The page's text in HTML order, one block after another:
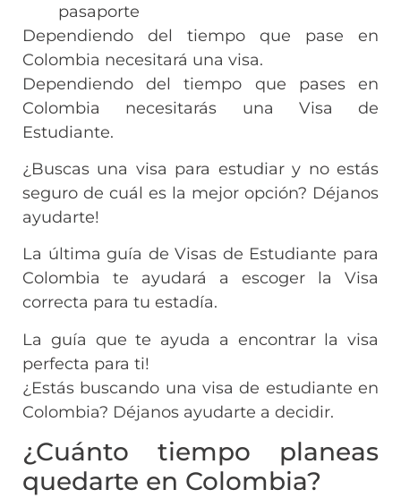
pasaporte
Dependiendo del tiempo que pase en
Colombia necesitará una visa.
Dependiendo del tiempo que pases en
Colombia necesitarás una Visa de
Estudiante.
¿Buscas una visa para estudiar y no estás
seguro de cuál es la mejor opción? Déjanos
ayudarte!
La última guía de Visas de Estudiante para
Colombia te ayudará a escoger la Visa
correcta para tu estadía.
La guía que te ayuda a encontrar la visa
perfecta para ti!
¿Estás buscando una visa de estudiante en
Colombia? Déjanos ayudarte a decidir.
¿Cuánto tiempo planeas
quedarte en Colombia?